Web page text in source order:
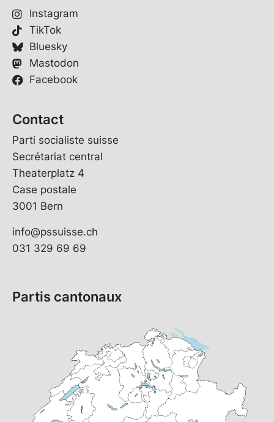
Instagram
TikTok
Bluesky
Mastodon
Facebook
Contact
Parti socialiste suisse
Secrétariat central
Theaterplatz 4
Case postale
3001 Bern
info@pssuisse.ch
031 329 69 69
Partis cantonaux